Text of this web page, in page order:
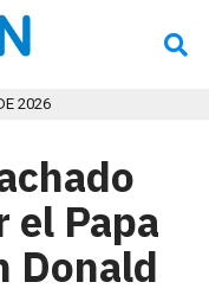
2026
el Papa
Donald